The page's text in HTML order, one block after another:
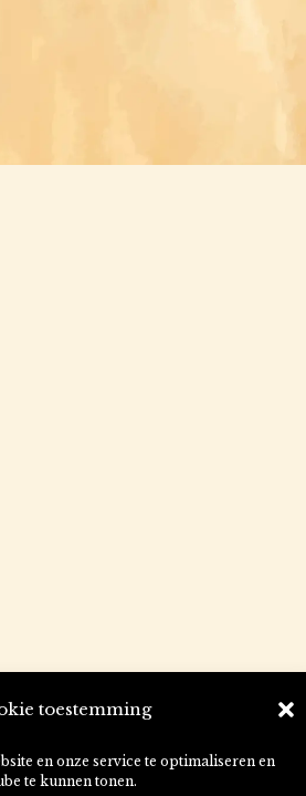
toestemming
en onze service te optimaliseren en
te kunnen tonen.